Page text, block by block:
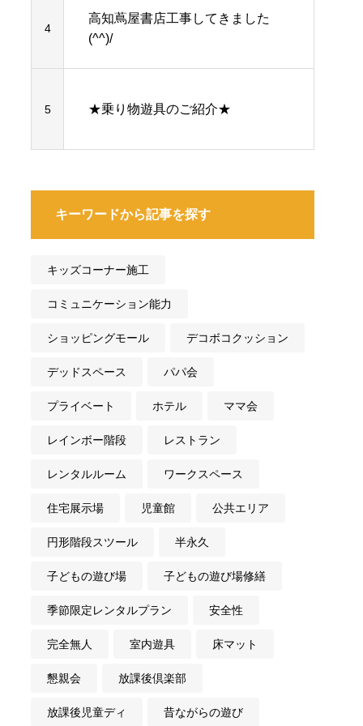
4
高知蔦屋書店工事してきました
(^^)/
5 ★乗り物遊具のご紹介★
キーワードから記事を探す
キッズコーナー施工
コミュニケーション能力
ショッピングモール デコボコクッション
デッドスペース パパ会
プライベート ホテル ママ会
レインボー階段 レストラン
レンタルルーム ワークスペース
住宅展示場 児童館 公共エリア
円形階段スツール 半永久
子どもの遊び場 子どもの遊び場修繕
季節限定レンタルプラン 安全性
完全無人 室内遊具 床マット
懇親会 放課後倶楽部
放課後児童ディ 昔ながらの遊び